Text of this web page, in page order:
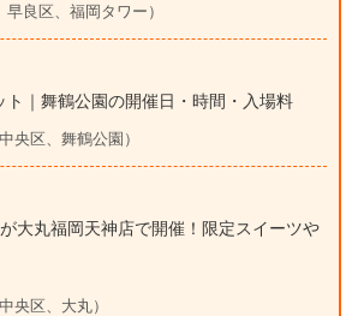
良区、福岡タワー）
ト｜舞鶴公園の開催日・時間・入場料
央区、舞鶴公園）
大丸福岡天神店で開催！限定スイーツや
央区、大丸）